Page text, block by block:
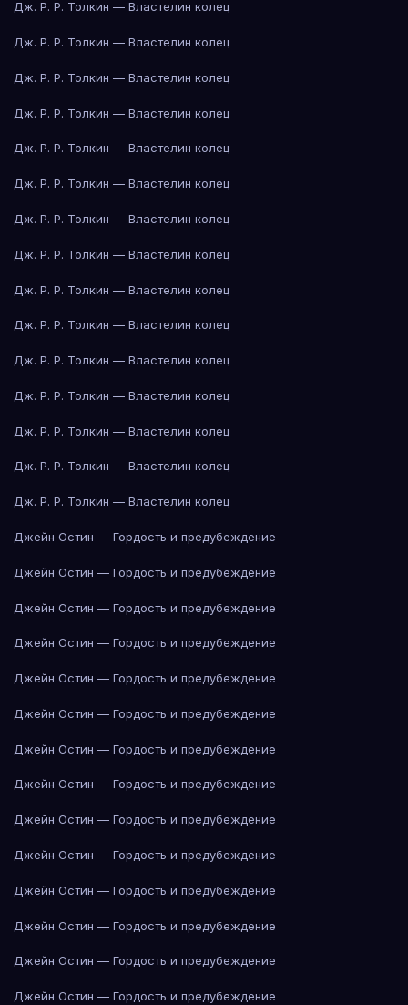
Дж. Р. Р. Толкин — Властелин колец
Дж. Р. Р. Толкин — Властелин колец
Дж. Р. Р. Толкин — Властелин колец
Дж. Р. Р. Толкин — Властелин колец
Дж. Р. Р. Толкин — Властелин колец
Дж. Р. Р. Толкин — Властелин колец
Дж. Р. Р. Толкин — Властелин колец
Дж. Р. Р. Толкин — Властелин колец
Дж. Р. Р. Толкин — Властелин колец
Дж. Р. Р. Толкин — Властелин колец
Дж. Р. Р. Толкин — Властелин колец
Дж. Р. Р. Толкин — Властелин колец
Дж. Р. Р. Толкин — Властелин колец
Дж. Р. Р. Толкин — Властелин колец
Дж. Р. Р. Толкин — Властелин колец
Джейн Остин — Гордость и предубеждение
Джейн Остин — Гордость и предубеждение
Джейн Остин — Гордость и предубеждение
Джейн Остин — Гордость и предубеждение
Джейн Остин — Гордость и предубеждение
Джейн Остин — Гордость и предубеждение
Джейн Остин — Гордость и предубеждение
Джейн Остин — Гордость и предубеждение
Джейн Остин — Гордость и предубеждение
Джейн Остин — Гордость и предубеждение
Джейн Остин — Гордость и предубеждение
Джейн Остин — Гордость и предубеждение
Джейн Остин — Гордость и предубеждение
Джейн Остин — Гордость и предубеждение